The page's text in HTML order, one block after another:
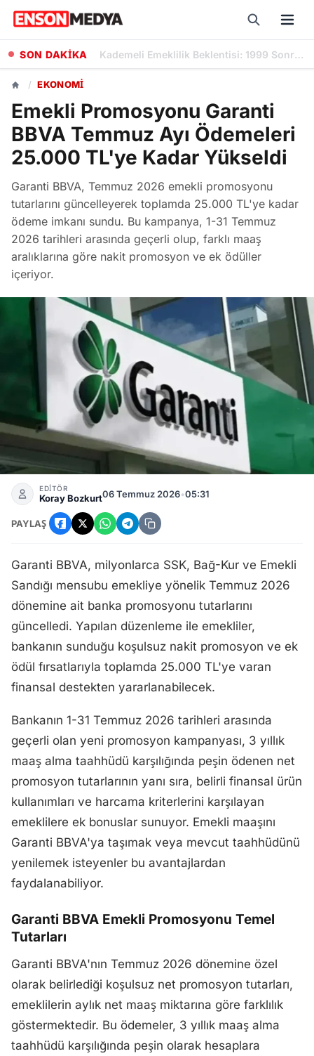
SON DAKİKA Kademeli Emeklilik Beklentisi: 1999 Sonrası Sigorta Girişliler İçin Önerilen Yaş ve Prim Günleri
/ EKONOMI
Emekli Promosyonu Garanti
BBVA Temmuz Ayı Ödemeleri
25.000 TL'ye Kadar Yükseldi
Garanti BBVA, Temmuz 2026 emekli promosyonu
tutarlarını güncelleyerek toplamda 25.000 TL'ye kadar
ödeme imkanı sundu. Bu kampanya, 1-31 Temmuz
2026 tarihleri arasında geçerli olup, farklı maaş
aralıklarına göre nakit promosyon ve ek ödüller
içeriyor.
Emekli Promosyonu Garanti BBVA Temmuz Ayı
EDİTÖR
Koray Bozkurt06 Temmuz 2026•05:31
PAYLAŞ
Garanti BBVA, milyonlarca SSK, Bağ-Kur ve Emekli
Sandığı mensubu emekliye yönelik Temmuz 2026
dönemine ait banka promosyonu tutarlarını
güncelledi. Yapılan düzenleme ile emekliler,
bankanın sunduğu koşulsuz nakit promosyon ve ek
ödül fırsatlarıyla toplamda 25.000 TL'ye varan
finansal destekten yararlanabilecek.
Bankanın 1-31 Temmuz 2026 tarihleri arasında
geçerli olan yeni promosyon kampanyası, 3 yıllık
maaş alma taahhüdü karşılığında peşin ödenen net
promosyon tutarlarının yanı sıra, belirli finansal ürün
kullanımları ve harcama kriterlerini karşılayan
emeklilere ek bonuslar sunuyor. Emekli maaşını
Garanti BBVA'ya taşımak veya mevcut taahhüdünü
yenilemek isteyenler bu avantajlardan
faydalanabiliyor.
Garanti BBVA Emekli Promosyonu Temel
Tutarları
Garanti BBVA'nın Temmuz 2026 dönemine özel
olarak belirlediği koşulsuz net promosyon tutarları,
emeklilerin aylık net maaş miktarına göre farklılık
göstermektedir. Bu ödemeler, 3 yıllık maaş alma
taahhüdü karşılığında peşin olarak hesaplara